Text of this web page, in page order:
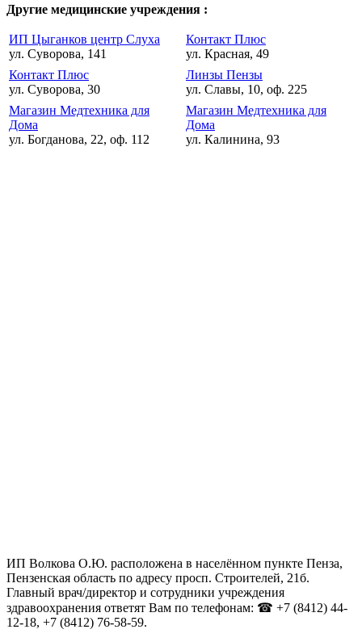
Другие медицинские учреждения :
ИП Цыганков центр Слуха
ул. Суворова, 141
Контакт Плюс
ул. Красная, 49
Контакт Плюс
ул. Суворова, 30
Линзы Пензы
ул. Славы, 10, оф. 225
Магазин Медтехника для
Дома
ул. Богданова, 22, оф. 112
Магазин Медтехника для
Дома
ул. Калинина, 93
ИП Волкова О.Ю. расположена в населённом пункте Пенза,
Пензенская область по адресу просп. Строителей, 21б.
Главный врач/директор и сотрудники учреждения
здравоохранения ответят Вам по телефонам: ☎ +7 (8412) 44-
12-18, +7 (8412) 76-58-59.